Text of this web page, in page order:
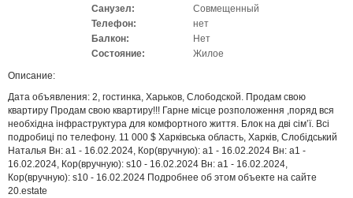
Санузел:
Совмещенный
Телефон:
нет
Балкон:
Нет
Состояние:
Жилое
Описание:
Дата объявления: 2, гостинка, Харьков, Слободской. Продам свою
квартиру Продам свою квартиру!!! Гарне місце розположення ,поряд вся
необхідна інфраструктура для комфортного життя. Блок на дві сімʼї. Всі
подробиці по телефону. 11 000 $ Харківська область, Харків, Слобідський
Наталья Вн: a1 - 16.02.2024, Кор(вручную): a1 - 16.02.2024 Вн: a1 -
16.02.2024, Кор(вручную): s10 - 16.02.2024 Вн: a1 - 16.02.2024,
Кор(вручную): s10 - 16.02.2024 Подробнее об этом объекте на сайте
20.estate